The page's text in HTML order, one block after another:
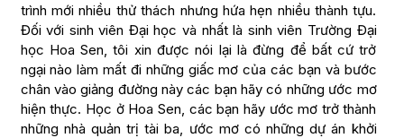
trình mới nhiều thử thách nhưng hứa hẹn nhiều thành tựu.
Đối với sinh viên Đại học và nhất là sinh viên Trường Đại
học Hoa Sen, tôi xin được nói lại là đừng để bất cứ trở
ngại nào làm mất đi những giấc mơ của các bạn và bước
chân vào giảng đường này các bạn hãy có những ước mơ
hiện thực. Học ở Hoa Sen, các bạn hãy ước mơ trở thành
những nhà quản trị tài ba, ước mơ có những dự án khởi